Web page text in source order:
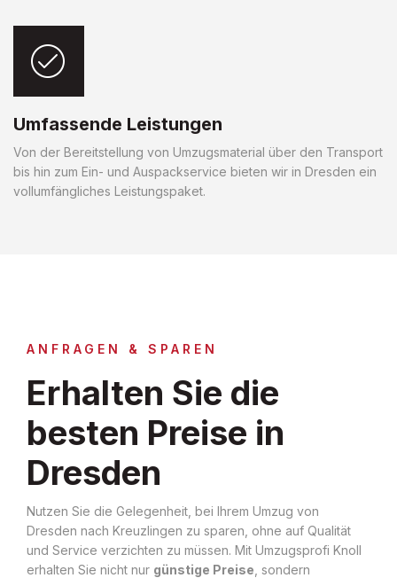
Umfassende Leistungen
Von der Bereitstellung von Umzugsmaterial über den Transport
bis hin zum Ein- und Auspackservice bieten wir in Dresden ein
vollumfängliches Leistungspaket.
ANFRAGEN & SPAREN
Erhalten Sie die
besten Preise in
Dresden
Nutzen Sie die Gelegenheit, bei Ihrem Umzug von
Dresden nach Kreuzlingen zu sparen, ohne auf Qualität
und Service verzichten zu müssen. Mit Umzugsprofi Knoll
erhalten Sie nicht nur günstige Preise , sondern